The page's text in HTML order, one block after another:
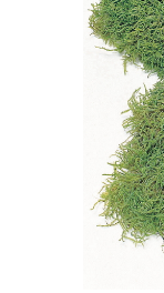
JDCA(ディスプレ
店舗情報・営業日